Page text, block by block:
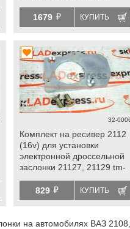
1679 й КУПИТЬ
32-
Комплект на ресивер 2112
(16v) для установки
электронной дроссельной
заслонки 21127, 21129 tm-
2110-2112, 2113-2115, Лада
Калина, Приора, Гранта
829 й КУПИТЬ
на автомобилях ВАЗ